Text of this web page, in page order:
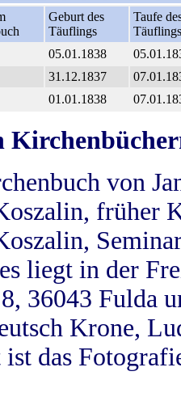
Geburt des
Täuflings
Taufe
Täuflings
05.01.1838
31.12.1837
01.01.1838
von
früher
liegt in der
36043 Fulda
Krone,
das